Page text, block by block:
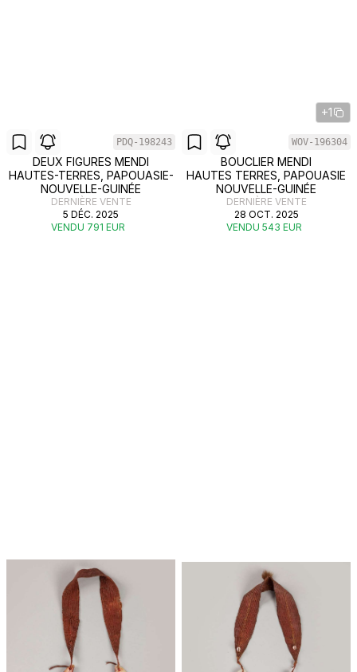
PDQ-198243
DEUX FIGURES MENDI
HAUTES-TERRES, PAPOUASIE-
NOUVELLE-GUINÉE
DERNIÈRE VENTE
5 DÉC. 2025
VENDU 791 EUR
+1
WOV-196304
BOUCLIER MENDI
HAUTES TERRES, PAPOUASIE
NOUVELLE-GUINÉE
DERNIÈRE VENTE
28 OCT. 2025
VENDU 543 EUR